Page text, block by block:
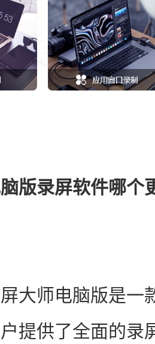
版录屏软件哪个
师电脑版是一
提供了全面的录